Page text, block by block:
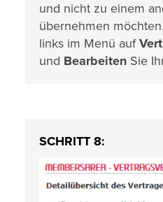
und nicht zu einem
übernehmen
links im Menü auf
und Bearbeiten Sie
SCHRITT 8: